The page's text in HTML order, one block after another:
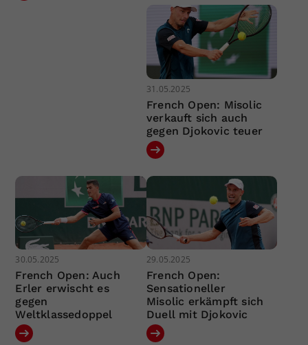
31.05.2025
French Open: Misolic
verkauft sich auch
gegen Djokovic teuer
30.05.2025
French Open: Auch
Erler erwischt es
gegen
Weltklassedoppel
29.05.2025
French Open:
Sensationeller
Misolic erkämpft sich
Duell mit Djokovic